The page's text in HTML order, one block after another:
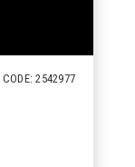
CODE: 2542977